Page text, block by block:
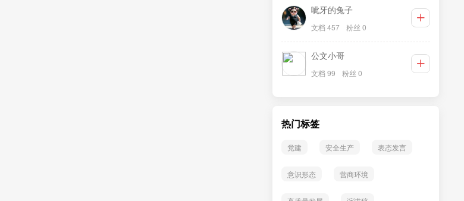
呲牙的兔子
文档 457 粉丝 0
公文小哥
文档 99 粉丝 0
热门标签
党建 安全生产 表态发言
意识形态 营商环境